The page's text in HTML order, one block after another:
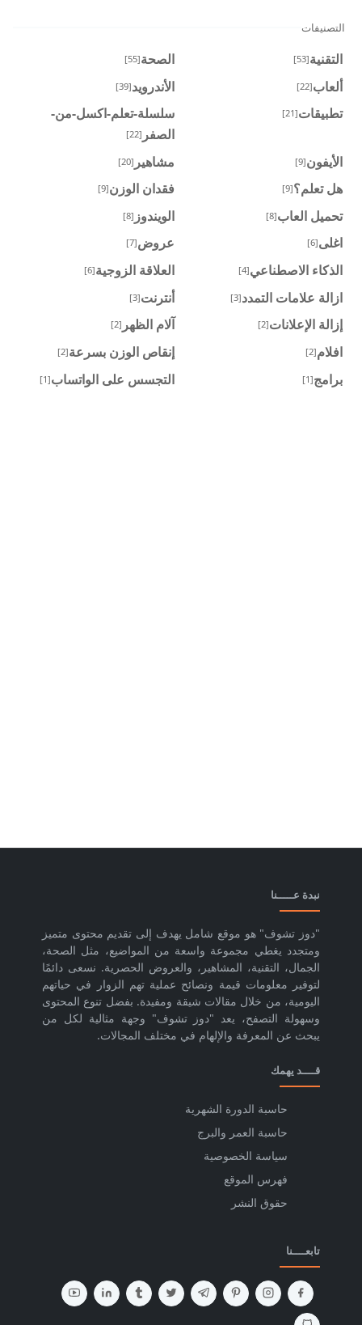
التصنيفات
الصحة[55] التقنية[53]
الأندرويد[39] ألعاب[22]
سلسلة-تعلم-اكسل-من-
الصفر [22]
تطبيقات[21]
مشاهير [20] الأيفون[9]
فقدان الوزن[9] هل تعلم؟[9]
الويندوز [8] تحميل العاب[8]
عروض[7] اغلى[6]
العلاقة الزوجية[6] الذكاء الاصطناعي[4]
أنترنت[3] ازالة علامات التمدد[3]
آلام الظهر [2] إزالة الإعلانات[2]
إنقاص الوزن بسرعة[2] افلام[2]
التجسس على الواتساب[1] برامج[1]
نبدة عـــــنا
"دوز تشوف" هو موقع شامل يهدف إلى تقديم محتوى متميز
ومتجدد يغطي مجموعة واسعة من المواضيع، مثل الصحة،
الجمال، التقنية، المشاهير، والعروض الحصرية. نسعى دائمًا
لتوفير معلومات قيمة ونصائح عملية تهم الزوار في حياتهم
اليومية، من خلال مقالات شيقة ومفيدة. بفضل تنوع المحتوى
وسهولة التصفح، يعد "دوز تشوف" وجهة مثالية لكل من
يبحث عن المعرفة والإلهام في مختلف المجالات.
قــــد يهمك
حاسبة الدورة الشهرية
حاسبة العمر والبرج
سياسة الخصوصية
فهرس الموقع
حقوق النشر
تابعــــنا